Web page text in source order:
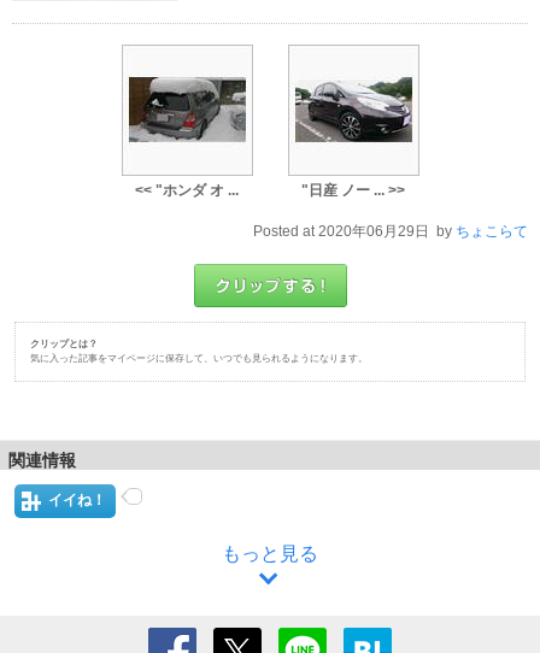
<< "ホンダ オ ... "日産 ノー ... >>
Posted at 2020年06月29日 by ちょこらて
クリップとは？
気に入った記事をマイページに保存して、いつでも見られるようになります。
関連情報
イイね！
もっと見る